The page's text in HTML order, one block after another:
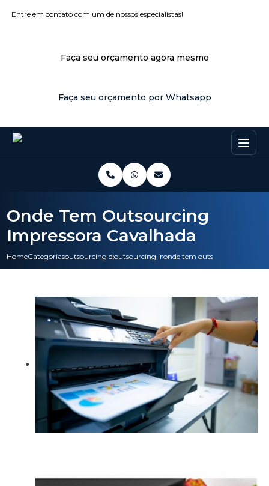
Entre em contato com um de nossos especialistas!
Faça seu orçamento agora mesmo
Faça seu orçamento por Whatsapp
HomeCategoriasoutsourcing de impressaooutsourcing impressorasonde tem outsourcing
Onde Tem Outsourcing
Impressora Cavalhada